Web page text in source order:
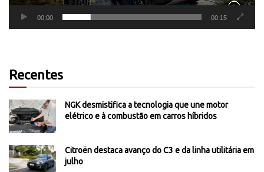
00:00 00:15
Recentes
NGK desmistifica a tecnologia que une motor
elétrico e à combustão em carros híbridos
Citroën destaca avanço do C3 e da linha utilitária em
julho